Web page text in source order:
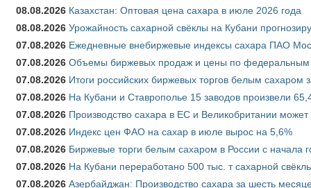
08.08.2026 Казахстан: Оптовая цена сахара в июле 2026 года
08.08.2026 Урожайность сахарной свёклы на Кубани
07.08.2026 Ежедневные внебиржевые индексы сахара ПАО
07.08.2026 Объемы биржевых продаж и цены по федеральным
07.08.2026 Итоги российских биржевых торгов белым сахаром
07.08.2026 На Кубани и Ставрополье 15 заводов произвели
07.08.2026 Производство сахара в ЕС и Великобритании
07.08.2026 Индекс цен ФАО на сахар в июле вырос на 5,6%
07.08.2026 Биржевые торги белым сахаром в России с начала
07.08.2026 На Кубани переработано 500 тыс. т сахарной
07.08.2026 Азербайджан: Производство сахара за шесть